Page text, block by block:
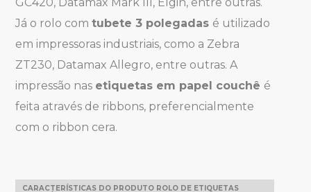
Já o rolo comtubete 3 polegadas é utilizado
em impressoras industriais, como a Zebra
ZT230, Datamax Allegro, entre outras. A
impressão nas etiquetas em papel couchê é
feita através de ribbons, preferencialmente
com o ribbon cera.
CARACTERÍSTICAS DO PRODUTO ROLO DE ETIQUETAS